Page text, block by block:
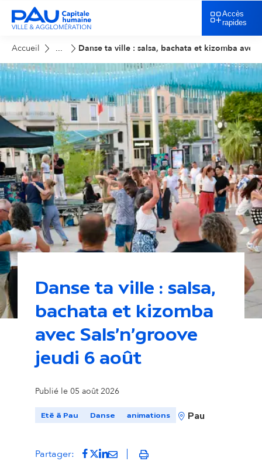
Accès
rapides
Accueil ... Danse ta ville : salsa, bachata et kizomba
Danse ta ville : salsa,
bachata et kizomba
avec Sals'n'groove
jeudi 6 août
Publié le 05 août 2026
Eté à Pau Danse animations Pau
Partager: Partager sur Facebook
(s'ouvre dans un nouvel onglet)
Partager sur Twitter
(s'ouvre dans un nouvel onglet)
Partager sur LinkedIn
(s'ouvre dans un nouvel onglet)
Partager par mail
(s'ouvre dans un nouvel
Imprimer